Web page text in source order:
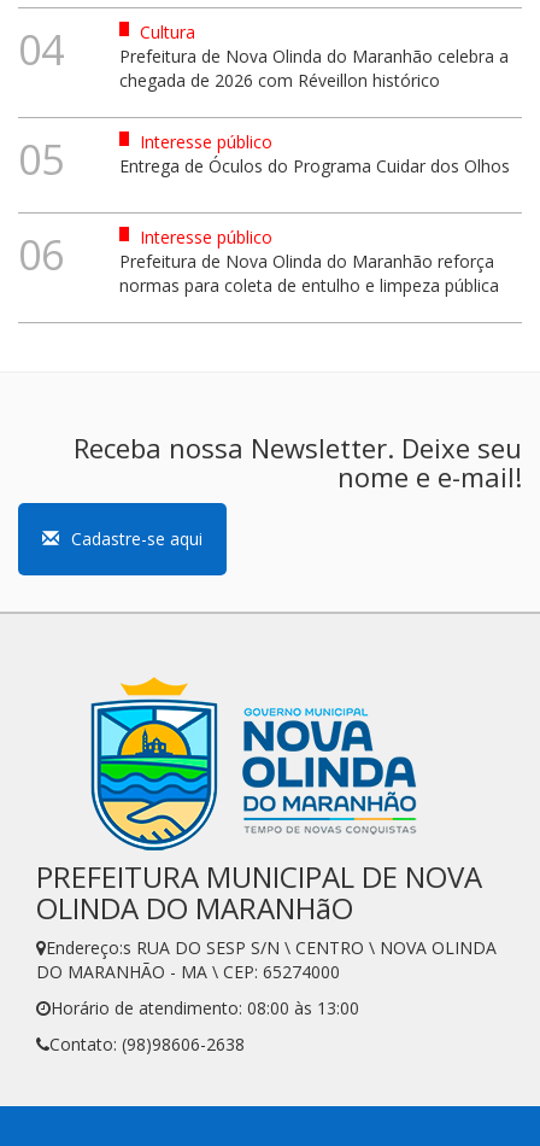
04
Cultura
Prefeitura de Nova Olinda do Maranhão celebra a
chegada de 2026 com Réveillon histórico
05
Interesse público
Entrega de Óculos do Programa Cuidar dos Olhos
06
Interesse público
Prefeitura de Nova Olinda do Maranhão reforça
normas para coleta de entulho e limpeza pública
Receba nossa Newsletter. Deixe seu
nome e e-mail!
Cadastre-se aqui
PREFEITURA MUNICIPAL DE NOVA
OLINDA DO MARANHãO
Endereço:s RUA DO SESP S/N \ CENTRO \ NOVA OLINDA
DO MARANHÃO - MA \ CEP: 65274000
Horário de atendimento: 08:00 às 13:00
Contato: (98)98606-2638